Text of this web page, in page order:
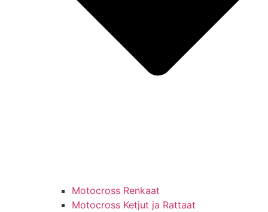
Motocross Renkaat
Motocross Ketjut ja Rattaat